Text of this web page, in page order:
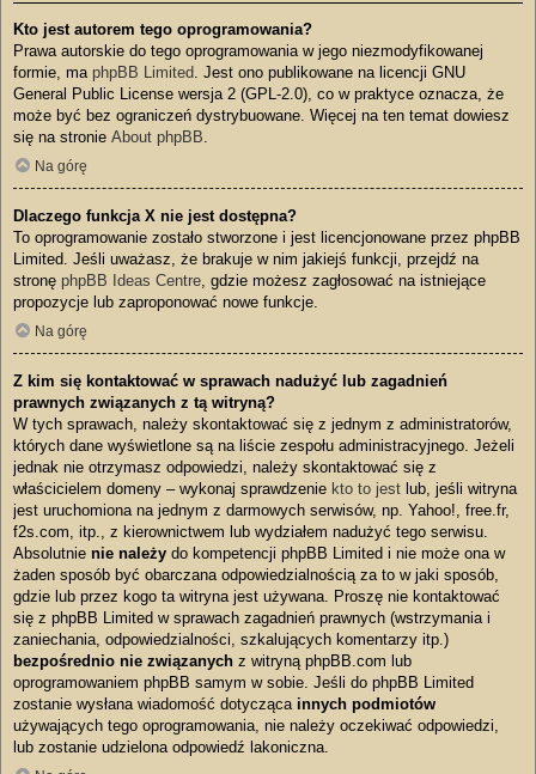
Kto jest autorem tego oprogramowania?
Prawa autorskie do tego oprogramowania w jego niezmodyfikowanej
formie, ma phpBB Limited. Jest ono publikowane na licencji GNU
General Public License wersja 2 (GPL-2.0), co w praktyce oznacza, że
może być bez ograniczeń dystrybuowane. Więcej na ten temat dowiesz
się na stronie About phpBB.
Na górę
Dlaczego funkcja X nie jest dostępna?
To oprogramowanie zostało stworzone i jest licencjonowane przez phpBB
Limited. Jeśli uważasz, że brakuje w nim jakiejś funkcji, przejdź na
stronę phpBB Ideas Centre, gdzie możesz zagłosować na istniejące
propozycje lub zaproponować nowe funkcje.
Na górę
Z kim się kontaktować w sprawach nadużyć lub zagadnień
prawnych związanych z tą witryną?
W tych sprawach, należy skontaktować się z jednym z administratorów,
których dane wyświetlone są na liście zespołu administracyjnego. Jeżeli
jednak nie otrzymasz odpowiedzi, należy skontaktować się z
właścicielem domeny – wykonaj sprawdzenie kto to jest lub, jeśli witryna
jest uruchomiona na jednym z darmowych serwisów, np. Yahoo!, free.fr,
f2s.com, itp., z kierownictwem lub wydziałem nadużyć tego serwisu.
Absolutnie nie należy do kompetencji phpBB Limited i nie może ona w
żaden sposób być obarczana odpowiedzialnością za to w jaki sposób,
gdzie lub przez kogo ta witryna jest używana. Proszę nie kontaktować
się z phpBB Limited w sprawach zagadnień prawnych (wstrzymania i
zaniechania, odpowiedzialności, szkalujących komentarzy itp.)
bezpośrednio nie związanych z witryną phpBB.com lub
oprogramowaniem phpBB samym w sobie. Jeśli do phpBB Limited
zostanie wysłana wiadomość dotycząca innych podmiotów
używających tego oprogramowania, nie należy oczekiwać odpowiedzi,
lub zostanie udzielona odpowiedź lakoniczna.